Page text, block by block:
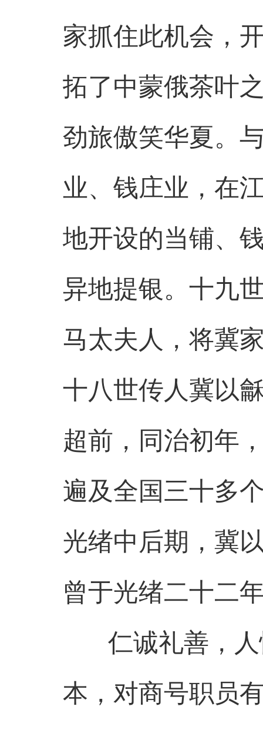
家抓住此机会，
拓了中蒙俄茶叶
劲旅傲笑华夏。
业、钱庄业，在
地开设的当铺、
异地提银。十九
马太夫人，将冀
十八世传人冀以
超前，同治初年
遍及全国三十多
光绪中后期，冀
曾于光绪二十二
仁诚礼善，人
本，对商号职员